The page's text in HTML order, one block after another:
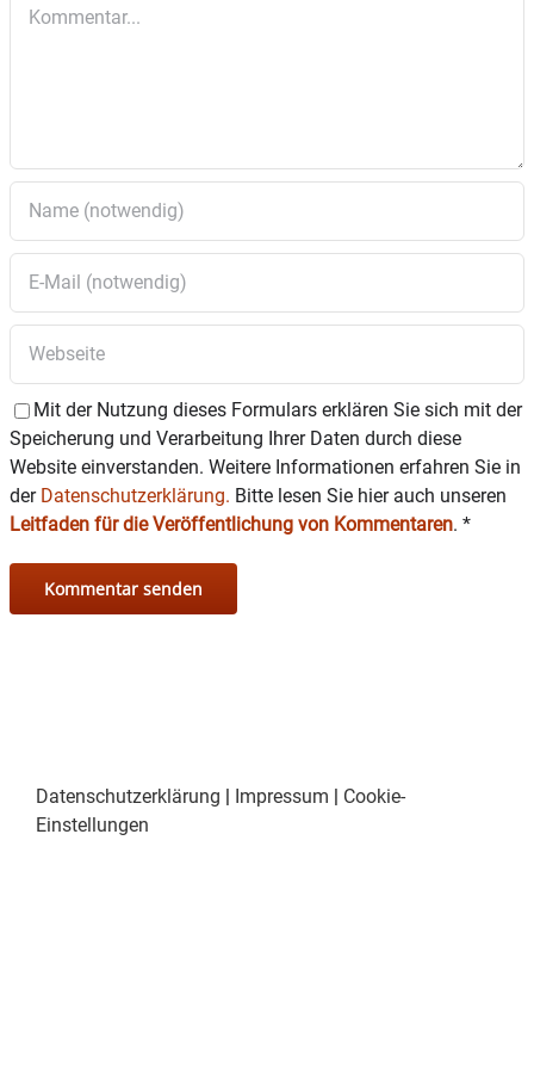
Mit der Nutzung dieses Formulars erklären Sie sich mit der
Speicherung und Verarbeitung Ihrer Daten durch diese
Website einverstanden. Weitere Informationen erfahren Sie in
der Datenschutzerklärung. Bitte lesen Sie hier auch unseren
Leitfaden für die Veröffentlichung von Kommentaren. *
Datenschutzerklärung | Impressum | Cookie-
Einstellungen